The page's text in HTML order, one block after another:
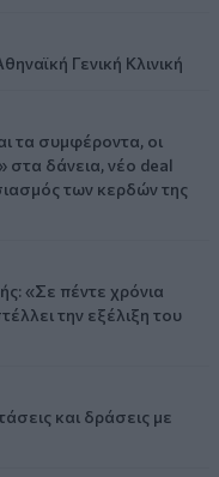
Γενική Κλινική
τα συμφέροντα, οι
στα δάνεια, νέο deal
των κερδών της
«Σε πέντε χρόνια
την εξέλιξη του
και δράσεις με